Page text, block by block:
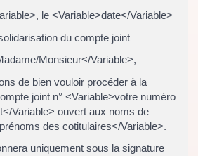
le <Variable>date</Variable>
du compte joint
Monsieur</Variable>,
de bien vouloir procéder à la
joint n° <Variable>votre numéro
Variable> ouvert aux noms de
des cotitulaires</Variable>.
uniquement sous la signature